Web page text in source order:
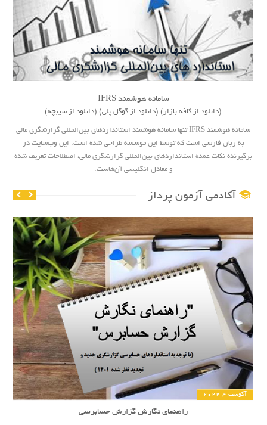
سامانه هوشمند IFRS
(دانلود از کافه بازار) (دانلود از گوگل پلی) (دانلود از سیبچه)
سامانه هوشمند IFRS تنها سامانه هوشمند استاندارد‌های بین‌المللی گزارشگری مالی
به زبان فارسی است که توسط این موسسه طراحی شده است. این وب‌سایت در
برگیرنده نکات عمده استاندارد‌های بین‌المللی گزارشگری مالی، اصطلاحات تعریف شده
و معادل انگلیسی آن‌هاست.
آکادمی آزمون پرداز
آگوست 4, 2022
راهنمای نگارش گزارش حسابرسی